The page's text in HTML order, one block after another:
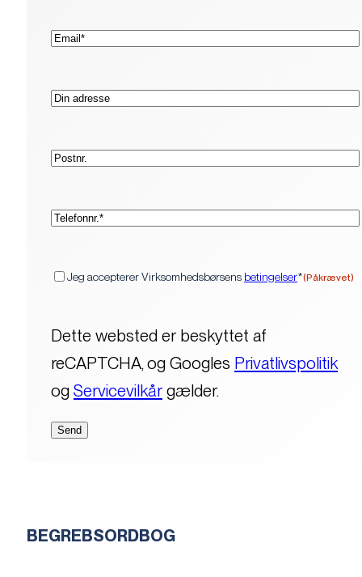
E-
mail*
Adresse
Postnr.
Telefon*
Jeg accepterer Virksomhedsbørsens betingelser*(Påkrævet)
Dette websted er beskyttet af
reCAPTCHA, og Googles Privatlivspolitik
og Servicevilkårgælder.
BEGREBSORDBOG